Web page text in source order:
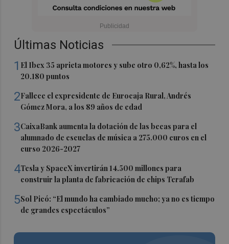
Últimas Noticias
1 El Ibex 35 aprieta motores y sube otro 0,62%, hasta los
20.180 puntos
2Fallece el expresidente de Eurocaja Rural, Andrés
Gómez Mora, a los 89 años de edad
3CaixaBank aumenta la dotación de las becas para el
alumnado de escuelas de música a 275.000 euros en el
curso 2026-2027
4Tesla y SpaceX invertirán 14.500 millones para
construir la planta de fabricación de chips Terafab
5Sol Picó: “El mundo ha cambiado mucho; ya no es tiempo
de grandes espectáculos”